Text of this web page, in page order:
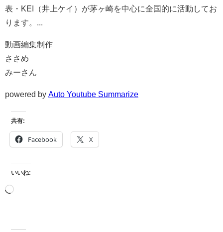
表・KEI（井上ケイ）が茅ヶ崎を中心に全国的に活動してお
ります。...
動画編集制作
ささめ
みーさん
powered by Auto Youtube Summarize
共有:
Facebook X
いいね: